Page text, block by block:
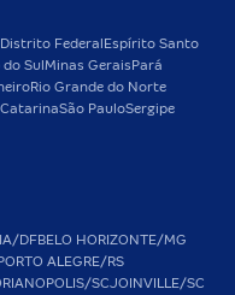
Distrito Federal Espírito Santo
Sul Minas Gerais Pará
Rio Grande do Norte
São PauloSergipe
DFBELO HORIZONTE/MG
ALEGRE/RS
SCJOINVILLE/SC